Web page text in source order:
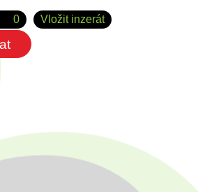
Vložit inzerát
0